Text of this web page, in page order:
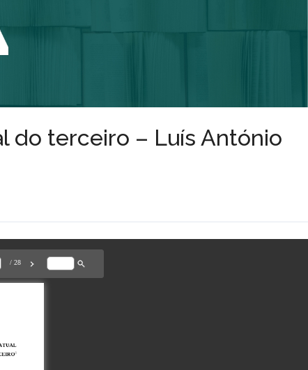
do terceiro – Luís António